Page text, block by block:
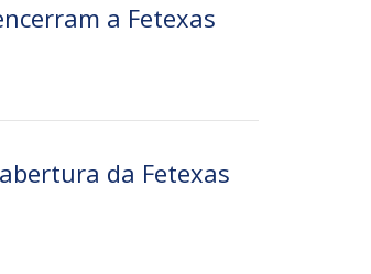
a Fetexas
da Fetexas